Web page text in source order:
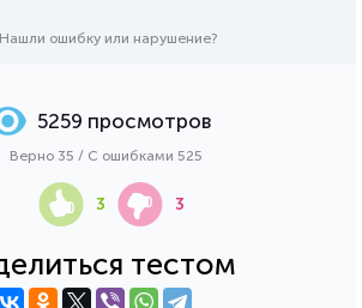
Нашли ошибку или нарушение?
тестом
5259 просмотров
Верно 35 / С ошибками 525
3 3